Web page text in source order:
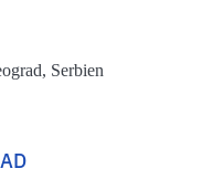
Serbien